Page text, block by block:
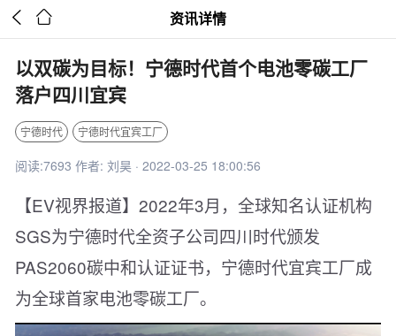
  资讯详情
以双碳为目标！宁德时代首个电池零碳工厂
落户四川宜宾
宁德时代 宁德时代宜宾工厂
阅读:7693 作者: 刘昊 · 2022-03-25 18:00:56
【EV视界报道】2022年3月，全球知名认证机构
SGS为宁德时代全资子公司四川时代颁发
PAS2060碳中和认证证书，宁德时代宜宾工厂成
为全球首家电池零碳工厂。